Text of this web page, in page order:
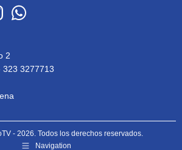
2
323 3277713
- 2026. Todos los derechos reservados.
Navigation